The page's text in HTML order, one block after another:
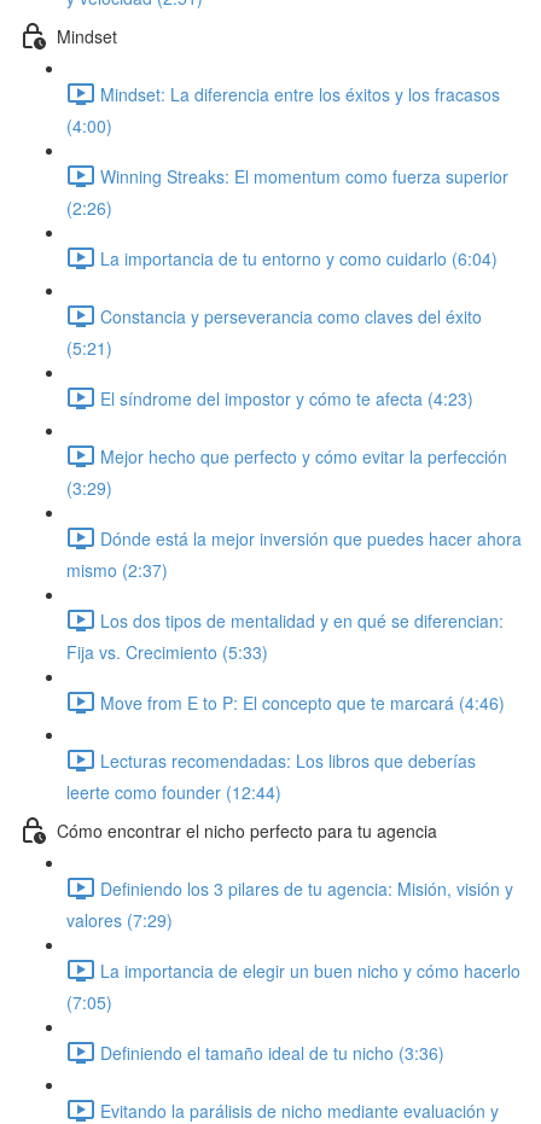
Mindset
Mindset: La diferencia entre los éxitos y los fracasos
(4:00)
Winning Streaks: El momentum como fuerza superior
(2:26)
La importancia de tu entorno y como cuidarlo (6:04)
Constancia y perseverancia como claves del éxito
(5:21)
El síndrome del impostor y cómo te afecta (4:23)
Mejor hecho que perfecto y cómo evitar la perfección
(3:29)
Dónde está la mejor inversión que puedes hacer ahora
mismo (2:37)
Los dos tipos de mentalidad y en qué se diferencian:
Fija vs. Crecimiento (5:33)
Move from E to P: El concepto que te marcará (4:46)
Lecturas recomendadas: Los libros que deberías
leerte como founder (12:44)
Cómo encontrar el nicho perfecto para tu agencia
Definiendo los 3 pilares de tu agencia: Misión, visión y
valores (7:29)
La importancia de elegir un buen nicho y cómo hacerlo
(7:05)
Definiendo el tamaño ideal de tu nicho (3:36)
Evitando la parálisis de nicho mediante evaluación y